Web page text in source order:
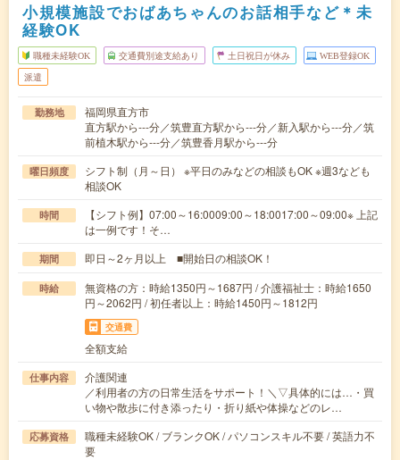
小規模施設でおばあちゃんのお話相手など＊未
経験OK
職種未経験OK 交通費別途支給あり 土日祝日が休み WEB登録OK
派遣
勤務地
福岡県直方市
直方駅から---分／筑豊直方駅から---分／新入駅から---分／筑
前植木駅から---分／筑豊香月駅から---分
曜日頻度
シフト制（月～日） ※平日のみなどの相談もOK ※週3なども
相談OK
時間
【シフト例】07:00～16:0009:00～18:0017:00～09:00※ 上記
は一例です！そ…
期間 即日～2ヶ月以上 ■開始日の相談OK！
時給
無資格の方：時給1350円～1687円 / 介護福祉士：時給1650
円～2062円 / 初任者以上：時給1450円～1812円
交通費
全額支給
仕事内容
介護関連
／利用者の方の日常生活をサポート！＼▽具体的には…・買
い物や散歩に付き添ったり・折り紙や体操などのレ…
応募資格
職種未経験OK / ブランクOK / パソコンスキル不要 / 英語力不
要